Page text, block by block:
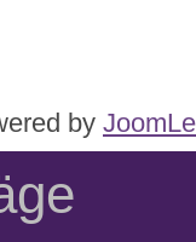
by